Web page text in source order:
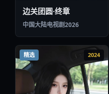
边关团圆·终章
中国大陆电视剧2026
精选 2024